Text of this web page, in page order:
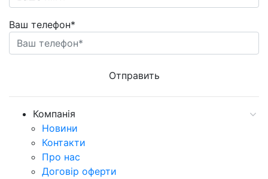
Ваш телефон*
Компанія
Новини
Контакти
Про нас
Договір оферти